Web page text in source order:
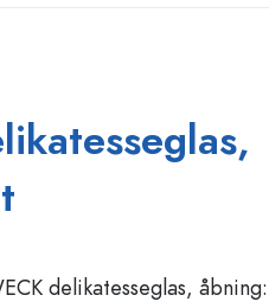
Flasker efter mærke
flasker
med patentprop